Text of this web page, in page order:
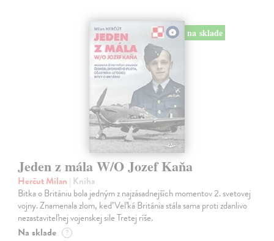
na sklade
Jeden z mála W/O Jozef Kaňa
Herčut Milan | Kniha
Bitka o Britániu bola jedným z najzásadnejších momentov 2. svetovej
vojny. Znamenala zlom, keď Veľká Británia stála sama proti zdanlivo
nezastaviteľnej vojenskej sile Tretej ríše.
Na sklade ?